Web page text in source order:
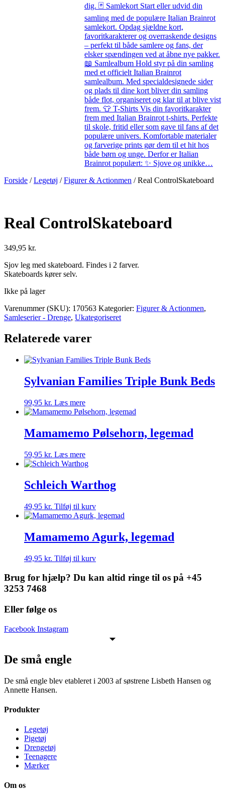
dig. 🃏 Samlekort Start eller udvid din
samling med de populære Italian Brainrot
samlekort. Opdag sjældne kort,
favoritkarakterer og overraskende designs
– perfekt til både samlere og fans, der
elsker spændingen ved at åbne nye pakker.
📖 Samlealbum Hold styr på din samling
med et officielt Italian Brainrot
samlealbum. Med specialdesignede sider
og plads til dine kort bliver din samling
både flot, organiseret og klar til at blive vist
frem. 👕 T-Shirts Vis din favoritkarakter
frem med Italian Brainrot t-shirts. Perfekte
til skole, fritid eller som gave til fans af det
populære univers. Komfortable materialer
og farverige prints gør dem til et hit hos
både børn og unge. Derfor er Italian
Brainrot populært: ✨ Sjove og unikke…
Forside /Legetøj /Figurer & Actionmen / Real ControlSkateboard
Real ControlSkateboard
349,95 kr.
Sjov leg med skateboard. Findes i 2 farver.
Skateboards kører selv.
Ikke på lager
Varenummer (SKU): 170563 Kategorier: Figurer & Actionmen,
Samleserier - Drenge, Ukategoriseret
Relaterede varer
Sylvanian Families Triple Bunk Beds
99,95 kr. Læs mere
Mamamemo Pølsehorn, legemad
59,95 kr. Læs mere
Schleich Warthog
49,95 kr. Tilføj til kurv
Mamamemo Agurk, legemad
49,95 kr. Tilføj til kurv
Brug for hjælp? Du kan altid ringe til os på +45
3253 7468
Eller følge os
Facebook Instagram
De små engle
De små engle blev etableret i 2003 af søstrene Lisbeth Hansen og
Annette Hansen.
Produkter
Legetøj
Pigetøj
Drengetøj
Teenagere
Mærker
Om os